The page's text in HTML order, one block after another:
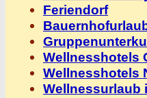
Feriendorf
Wellnesshotels
Wellnesshotels
Wellnessurlaub